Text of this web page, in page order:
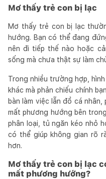
Mơ thấy trẻ con bị lạc
Mơ thấy trẻ con bị lạc
hướng. Bạn có thể đang
nên đi tiếp thế nào hoặc
sống mà chưa thật sự làm
Trong nhiều trường hợp,
khác mà phản chiếu chính
bàn làm việc lẫn đồ cá
mất phương hướng bên
phân loại, tủ ngăn kéo nhỏ
có thể giúp không gian rõ
hơn.
Mơ thấy trẻ con bị lạc
mất phương hướng?